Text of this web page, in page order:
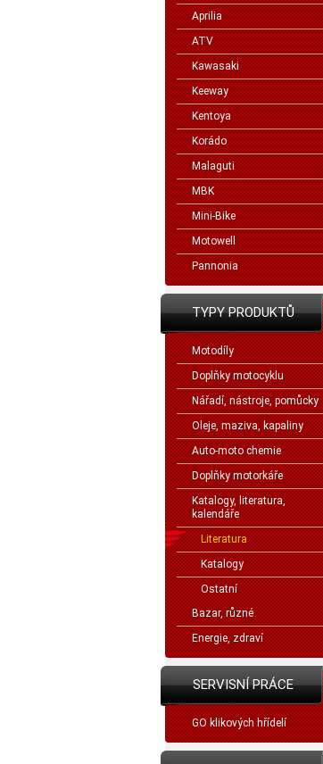
Aprilia
ATV
Kawasaki
Keeway
Kentoya
Korádo
Malaguti
MBK
Mini-Bike
Motowell
Pannonia
TYPY PRODUKTŮ
Motodíly
Doplňky motocyklu
Nářadí, nástroje, pomůcky
Oleje, maziva, kapaliny
Auto-moto chemie
Doplňky motorkáře
Katalogy, literatura,
kalendáře
Literatura
Katalogy
Ostatní
Bazar, různé
Energie, zdraví
SERVISNÍ PRÁCE
GO klikových hřídelí